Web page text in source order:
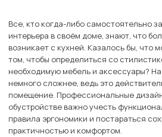
Все, кто когда-либо самостоятельно
интерьера в своём доме, знают, что
возникает с кухней. Казалось бы, что
том, чтобы определиться со
необходимую мебель и аксессуары?
немного сложнее, ведь это
помещение. Профессиональные
обустройстве важно учесть
правила эргономики и постараться
практичностью и комфортом.